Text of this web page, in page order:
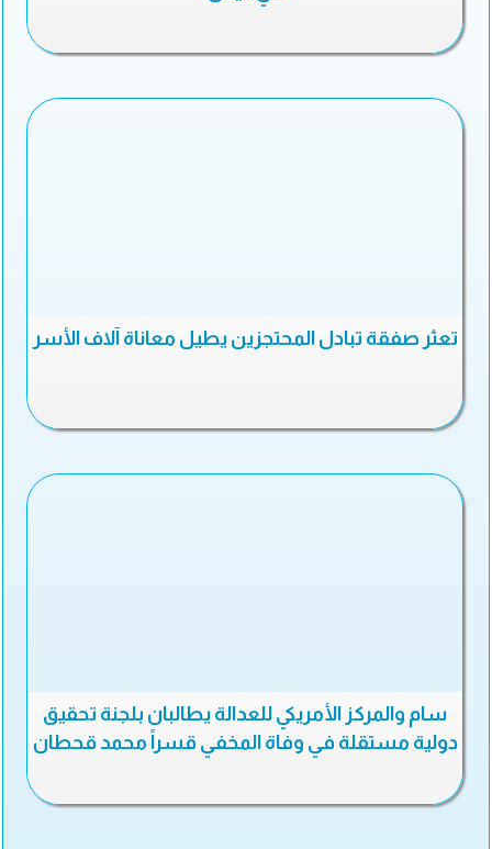
تعثر صفقة تبادل المحتجزين يطيل معاناة آلاف الأسر
سام والمركز الأمريكي للعدالة يطالبان بلجنة تحقيق
دولية مستقلة في وفاة المخفي قسراً محمد قحطان